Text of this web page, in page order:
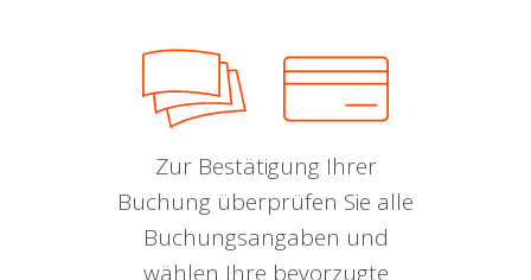
Zur Bestätigung Ihrer
Buchung überprüfen Sie alle
Buchungsangaben und
wählen Ihre bevorzugte